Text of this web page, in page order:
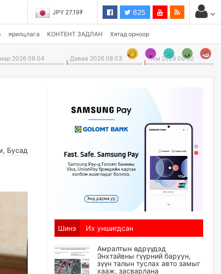
JPY 27.19₮ 625
ярилцлага КОНТЕНТ ЗАДЛАН Хятад орноор
2026 08 04 Даваа 2026 08 03 Ням 2026 08 02
, Бусад
Шинэ Их уншигдсан
Амралтын өдрүүдэд
Энхтайвны гүүрний баруун,
зүүн талын туслах авто замыг
хааж, засварлана